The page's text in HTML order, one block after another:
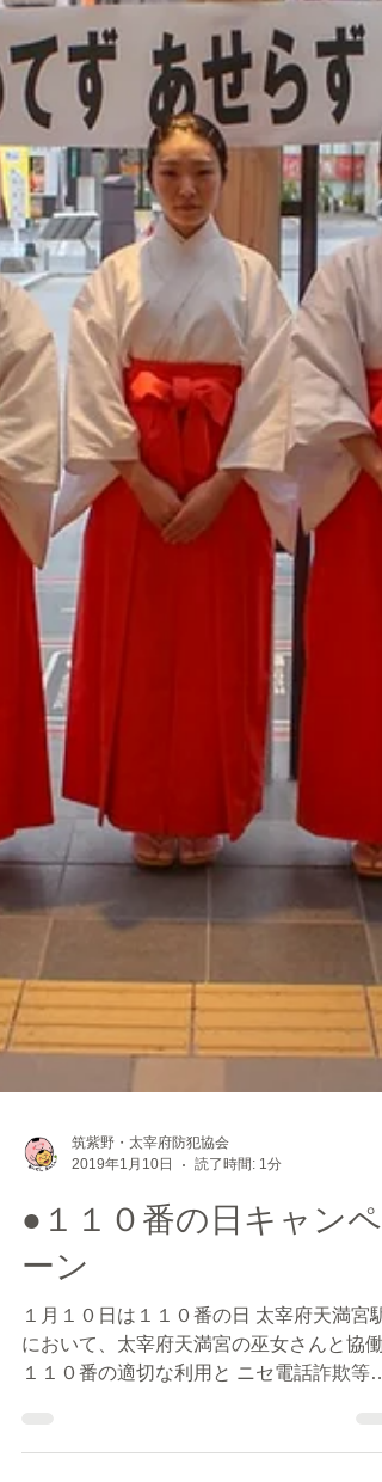
筑紫野・太宰府防犯協会
●１１０番の日キャンペ
ーン
１１０番の適切な利用と ニセ電話詐欺等の